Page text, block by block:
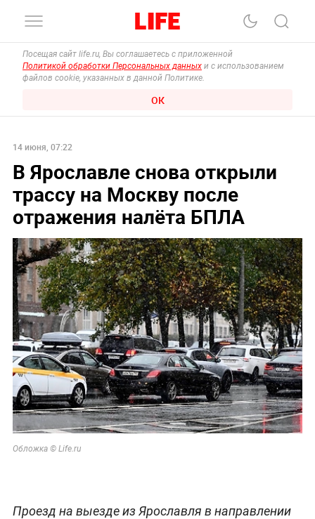
Посещая сайт life.ru, Вы соглашаетесь с приложенной
Политикой обработки Персональных данных и с использованием
файлов cookie, указанных в данной Политике.
ОК
14 июня, 07:22
В Ярославле снова открыли
трассу на Москву после
отражения налёта БПЛА
Обложка © Life.ru
Проезд на выезде из Ярославля в направлении